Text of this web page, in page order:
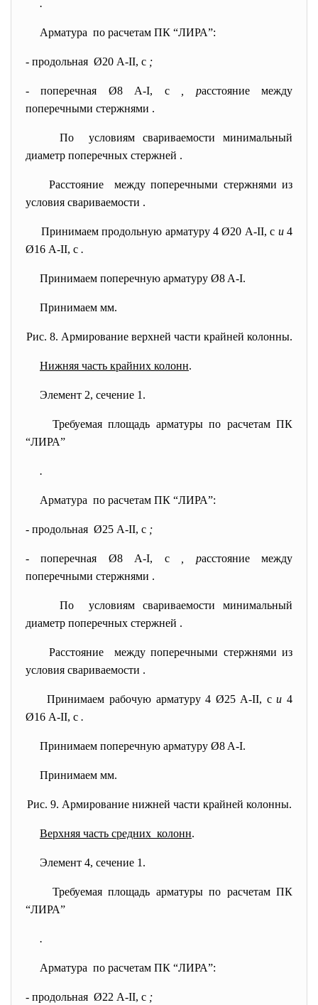
.
Арматура по расчетам ПК “ЛИРА”:
- продольная Ø20 А-II, с ;
- поперечная Ø8 А-I, с , расстояние между
поперечными стержнями .
По условиям свариваемости минимальный
диаметр поперечных стержней .
Расстояние между поперечными стержнями из
условия свариваемости .
Принимаем продольную арматуру 4 Ø20 А-II, с и4
Ø16 А-II, с .
Принимаем поперечную арматуру Ø8 A-I.
Принимаем мм.
Рис. 8. Армирование верхней части крайней колонны.
Нижняя часть крайних колонн.
Элемент 2, сечение 1.
Требуемая площадь арматуры по расчетам ПК
“ЛИРА”
.
Арматура по расчетам ПК “ЛИРА”:
- продольная Ø25 А-II, с ;
- поперечная Ø8 А-I, с , расстояние между
поперечными стержнями .
По условиям свариваемости минимальный
диаметр поперечных стержней .
Расстояние между поперечными стержнями из
условия свариваемости .
Принимаем рабочую арматуру 4 Ø25 А-II, си 4
Ø16 А-II, с .
Принимаем поперечную арматуру Ø8 A-I.
Принимаем мм.
Рис. 9. Армирование нижней части крайней колонны.
Верхняя часть средних колонн.
Элемент 4, сечение 1.
Требуемая площадь арматуры по расчетам ПК
“ЛИРА”
.
Арматура по расчетам ПК “ЛИРА”:
- продольная Ø22 А-II, с ;